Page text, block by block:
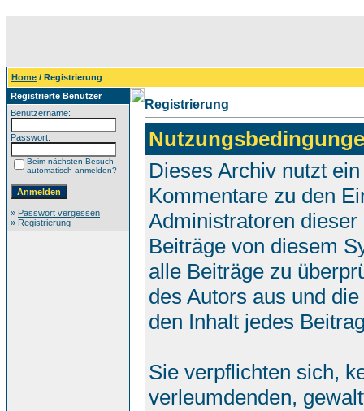
Home / Registrierung
Registrierte Benutzer
Benutzername:
Passwort:
Beim nächsten Besuch
automatisch anmelden?
» Passwort vergessen
» Registrierung
Registrierung
Dieses Archiv nutzt
Kommentare zu den
Administratoren
Beiträge von diesem
alle Beiträge zu
des Autors aus und
den Inhalt jedes
Sie verpflichten sich,
verleumdenden,